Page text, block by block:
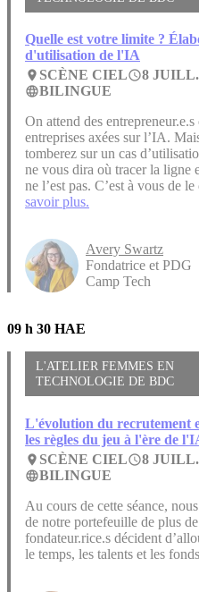
Quelle est votre limite ?
d'utilisation de l'IA
place SCÈNE CIELaccess_time8 JUILL.
languageBILINGUE
On attend des
entreprises axées sur l’IA.
tomberez sur un cas
ne vous dira où tracer la ligne
ne l’est pas. C’est à vous de
savoir plus.
Avery Swartz
Fondatrice et PDG
Camp Tech
09 h 30 HAE
L'ATELIER FEMMES EN
TECHNOLOGIE DE BDC
L'évolution du recrutement
les règles du jeu à l'ère de
place SCÈNE CIELaccess_time8 JUILL.
languageBILINGUE
Au cours de cette séance,
de notre portefeuille de plus
fondateur.rice.s décident
le temps, les talents et les